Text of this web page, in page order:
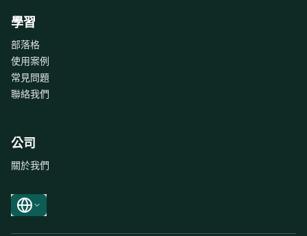
學習
部落格
使用案例
常見問題
聯絡我們
公司
關於我們